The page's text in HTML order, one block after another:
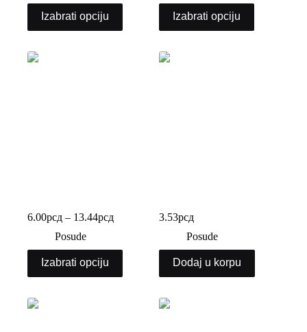
Izabrati opciju Izabrati opciju
6.00рсд – 13.44рсд
Posude
Izabrati opciju
3.53рсд
Posude
Dodaj u korpu